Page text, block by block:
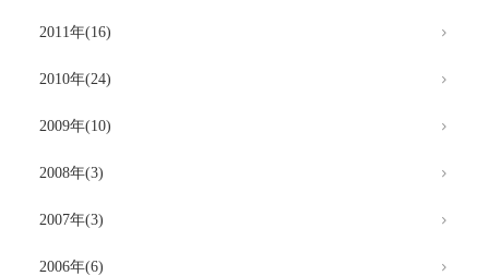
2011年(16)
2010年(24)
2009年(10)
2008年(3)
2007年(3)
2006年(6)